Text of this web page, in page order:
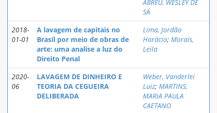
ABREU, WESLEY DE
SÁ
2018-
01-01
A lavagem de capitais no
Brasil por meio de obras de
arte: uma analise a luz do
Direito Penal
Lima, Jordão
Horácio; Morais,
Leila
2020-
06
LAVAGEM DE DINHEIRO E
TEORIA DA CEGUEIRA
DELIBERADA
Weber, Vanderlei
Luiz; MARTINS,
MARIA PAULA
CAETANO